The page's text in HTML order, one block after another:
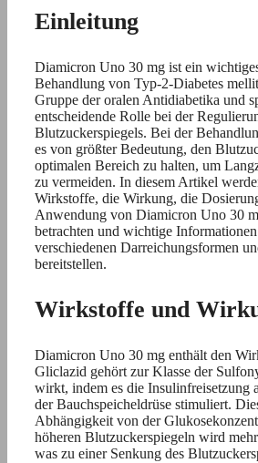
Einleitung
Diamicron Uno 30 mg ist ein
Behandlung von Typ-2-Diabetes
Gruppe der oralen Antidiabetika und
entscheidende Rolle bei der
Blutzuckerspiegels. Bei der
es von größter Bedeutung, den
optimalen Bereich zu halten, um
zu vermeiden. In diesem Artikel
Wirkstoffe, die Wirkung, die
Anwendung von Diamicron Uno 30
betrachten und wichtige
verschiedenen Darreichungsformen
bereitstellen.
Wirkstoffe und
Diamicron Uno 30 mg enthält den
Gliclazid gehört zur Klasse der
wirkt, indem es die Insulinfreisetzung
der Bauchspeicheldrüse stimuliert.
Abhängigkeit von der
höheren Blutzuckerspiegeln wird
was zu einer Senkung des